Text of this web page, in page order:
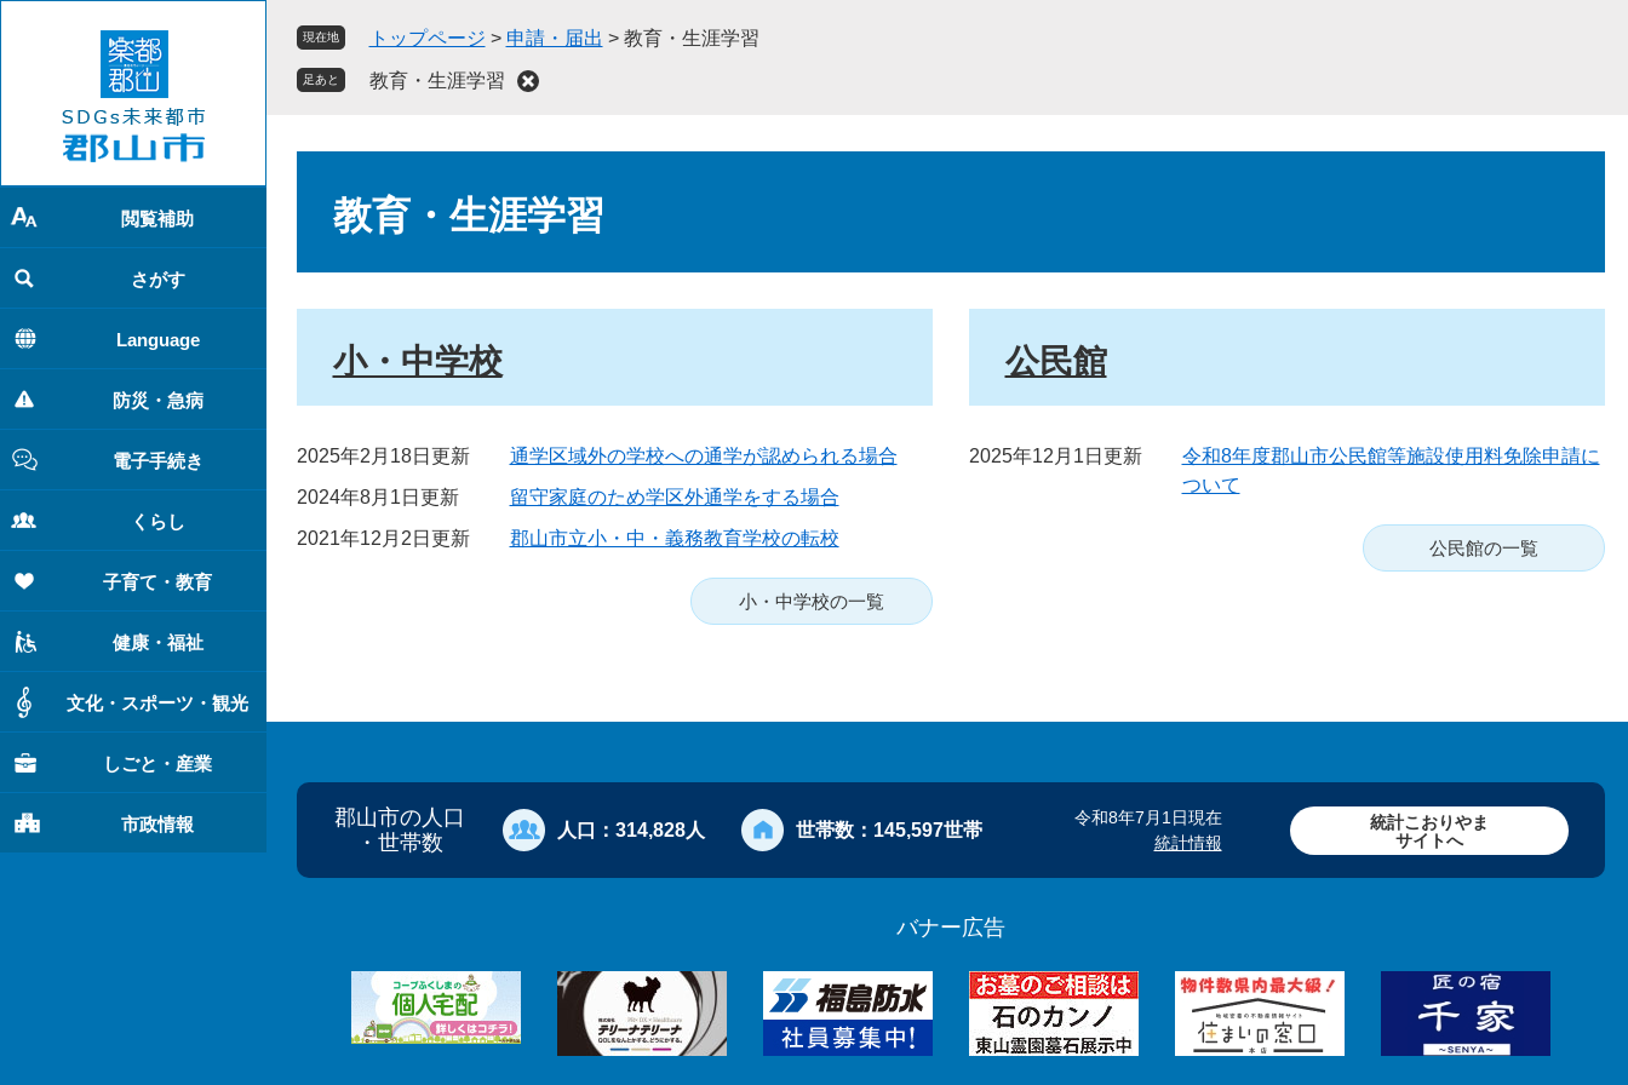
で
す
。
ば
し
て
本
文
へ
閲覧補助
さがす
Language
防災・急病
電子手続き
くらし
子育て・教育
健康・福祉
文化・スポーツ・観光
しごと・産業
市政情報
現在地 トップページ > 申請・届出 > 教育・生涯学習
足あと 教育・生涯学習
教育・生涯学習
小・中学校
2025年2月18日更新
通学区域外の学校への通学が認められる場合
2024年8月1日更新
留守家庭のため学区外通学をする場合
2021年12月2日更新
郡山市立小・中・義務教育学校の転校
小・中学校の一覧
公民館
2025年12月1日更新
令和8年度郡山市公民館等施設使用料免除申請に
ついて
公民館の一覧
郡山市の人口
・世帯数
人口： 314,828人 世帯数： 145,597世帯
令和8年7月1日現在
統計情報
統計こおりやま
サイトへ
バナー広告